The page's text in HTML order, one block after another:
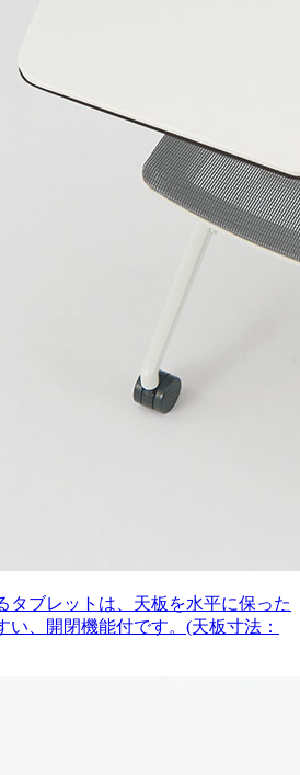
タブレットは、天板を水平に保った
い、開閉機能付です。(天板寸法：